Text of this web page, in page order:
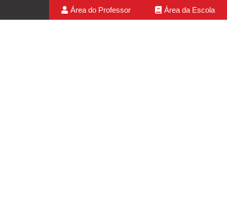
Área do Professor Área da Escola